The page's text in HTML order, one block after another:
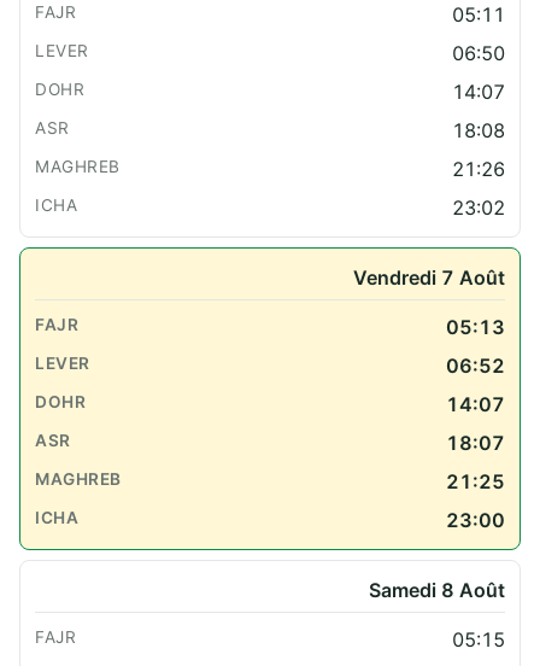
05:11
06:50
14:07
18:08
21:26
23:02
Vendredi 7 Août
05:13
06:52
14:07
18:07
21:25
23:00
Samedi 8 Août
05:15